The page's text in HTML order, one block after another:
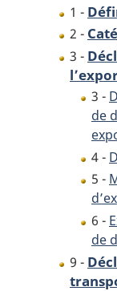
1 -
2 -
3 -
3 -
de
4 -
5 -
6 -
de
9 -